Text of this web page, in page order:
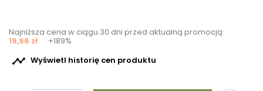
Najniższa cena w ciągu 30 dni przed aktualną promocją:
19,96 zł +189%
 Wyświetl historię cen produktu